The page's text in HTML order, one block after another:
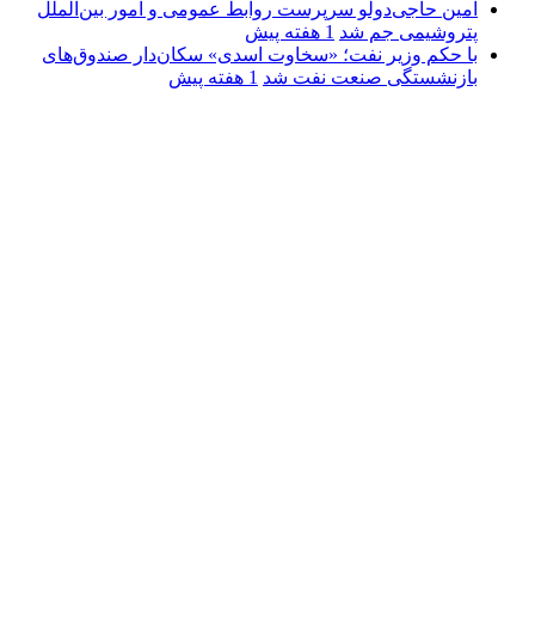
امین حاجی‌دولو سرپرست روابط عمومی و امور بین‌الملل
پتروشیمی جم شد 1 هفته پیش
با حکم وزیر نفت؛ «سخاوت اسدی» سکان‌دار صندوق‌های
بازنشستگی صنعت نفت شد 1 هفته پیش